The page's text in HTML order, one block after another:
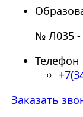
№ Л035 -
Телефон
Заказать